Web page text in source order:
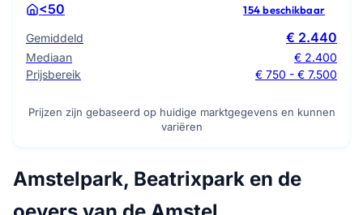
<50 154 beschikbaar
Gemiddeld € 2.440
Mediaan
€ 2.400
Prijsbereik
€ 750 - € 7.500
Prijzen zijn gebaseerd op huidige marktgegevens en kunnen
variëren
Amstelpark, Beatrixpark en de